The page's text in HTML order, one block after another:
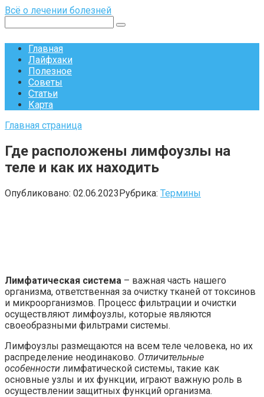
Перейти
контенту
Всё о лечении болезней
Главная
Лайфхаки
Полезное
Советы
Статьи
Карта
Главная страница
Где расположены лимфоузлы на
теле и как их находить
Опубликовано: 02.06.2023Рубрика: Термины
Лимфатическая система – важная часть нашего
организма, ответственная за очистку тканей от токсинов
и микроорганизмов. Процесс фильтрации и очистки
осуществляют лимфоузлы, которые являются
своеобразными фильтрами системы.
Лимфоузлы размещаются на всем теле человека, но их
распределение неодинаково. Отличительные
особенности лимфатической системы, такие как
основные узлы и их функции, играют важную роль в
осуществлении защитных функций организма.